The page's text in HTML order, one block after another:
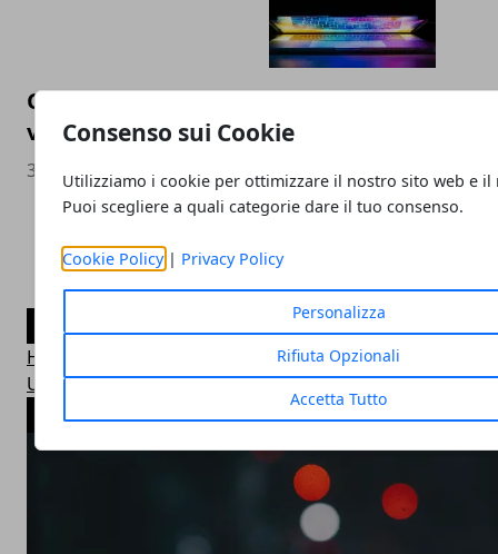
Consenso sui Cookie
Utilizziamo i cookie per ottimizzare il nostro sito web e il
Puoi scegliere a quali categorie dare il tuo consenso.
Cookie Policy| Privacy Policy
Personalizza
Rifiuta Opzionali
Accetta Tutto
Come cambia la SEO nel 2023 e perché è
visibilità
30/11/2022
CATEGORIE
Hi-Fi News
Uncategorized
ARTICOLI POPOLARI